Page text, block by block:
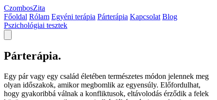
CzombosZita
Főoldal Rólam Egyéni terápia Párterápia Kapcsolat Blog
Pszichológiai tesztek
Párterápia.
Egy pár vagy egy család életében természetes módon jelennek meg
olyan időszakok, amikor megbomlik az egyensúly. Előfordulhat,
hogy gyakoribbá válnak a konfliktusok, eltávolodás érződik a felek